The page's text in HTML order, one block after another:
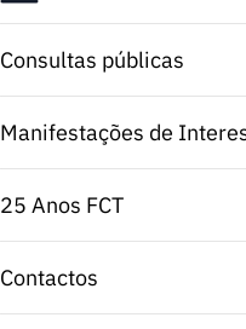
Consultas públicas
Manifestações de
25 Anos FCT
Contactos